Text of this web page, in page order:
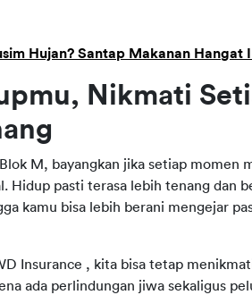
Hujan? Santap Makanan Hangat
Nikmati
M, bayangkan jika setiap momen
Hidup pasti terasa lebih tenang dan
kamu bisa lebih berani mengejar
Insurance , kita bisa tetap
ada perlindungan jiwa sekaligus